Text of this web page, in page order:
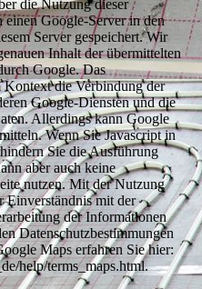
die Nutzung dieser
einen Google-Server in den
Server gespeichert. Wir
Inhalt der übermittelten
Google. Das
Kontext die Verbindung der
Google-Diensten und die
Allerdings kann Google
Wenn Sie Javascript in
Sie die Ausführung
aber auch keine
nutzen. Mit der Nutzung
Einverständnis mit der
der Informationen
Datenschutzbestimmungen
Maps erfahren Sie hier:
help/terms_maps.html.